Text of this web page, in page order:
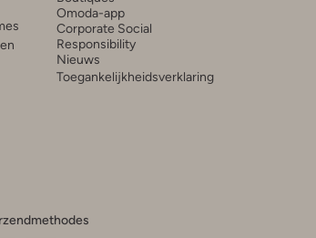
Omoda-app
Corporate Social
Responsibility
Nieuws
Toegankelijkheidsverklaring